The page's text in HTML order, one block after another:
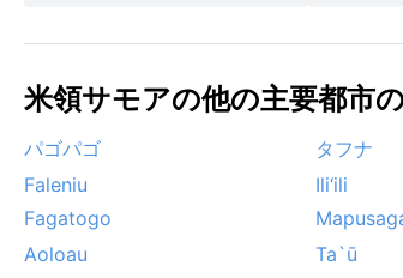
米領サモアの他の主要都市
パゴパゴ タフナ
Faleniu
Ili‘ili
Fagatogo
Aoloau
Ta`ū